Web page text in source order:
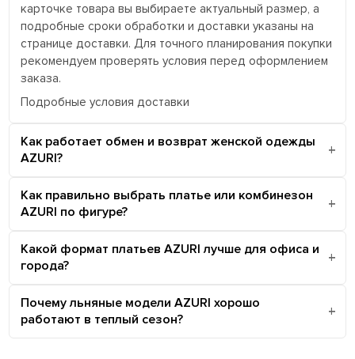
карточке товара вы выбираете актуальный размер, а
подробные сроки обработки и доставки указаны на
странице доставки. Для точного планирования покупки
рекомендуем проверять условия перед оформлением
заказа.
Подробные условия доставки
Как работает обмен и возврат женской одежды
AZURI?
Как правильно выбрать платье или комбинезон
AZURI по фигуре?
Какой формат платьев AZURI лучше для офиса и
города?
Почему льняные модели AZURI хорошо
работают в теплый сезон?